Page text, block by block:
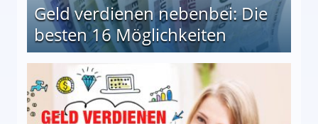
Geld verdienen nebenbei: Die
besten 16 Möglichkeiten